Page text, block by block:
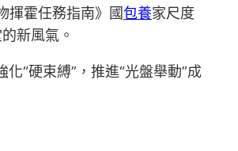
揮霍任務指南》國包養家尺度
新風氣。
化“硬束縛”，推進“光盤舉動”成